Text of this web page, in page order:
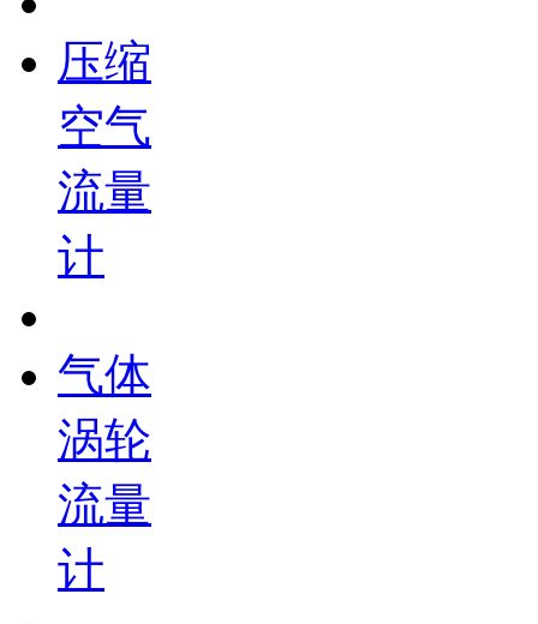
压缩
空气
流量
计
气体
涡轮
流量
计